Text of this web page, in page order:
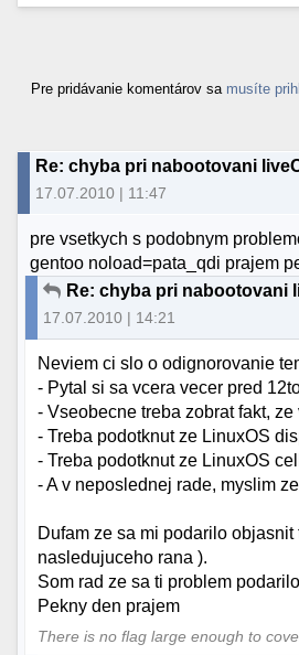
Pre pridávanie komentárov sa musíte
Re: chyba pri nabootovani
17.07.2010 | 11:47
pre vsetkych s podobnym
gentoo noload=pata_qdi prajem
Re: chyba pri nabootovani
17.07.2010 | 14:21
Neviem ci slo o odignorovanie
- Pytal si sa vcera vecer pred
- Vseobecne treba zobrat fakt,
- Treba podotknut ze LinuxOS
- Treba podotknut ze LinuxOS
- A v neposlednej rade, myslim
Dufam ze sa mi podarilo
nasledujuceho rana ).
Som rad ze sa ti problem
Pekny den prajem
There is no flag large enough to